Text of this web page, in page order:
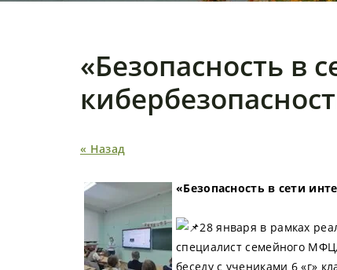
«Безопасность в
« Назад
«Безопасность в сети
28 января в рамках
специалист семейного
беседу с учениками 6 «г»